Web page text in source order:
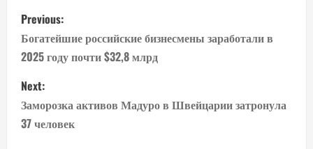
P
o
s
t
n
Previous:
Богатейшие российские бизнесмены заработали в
2025 году почти $32,8 млрд
Next:
Заморозка активов Мадуро в Швейцарии затронула
37 человек